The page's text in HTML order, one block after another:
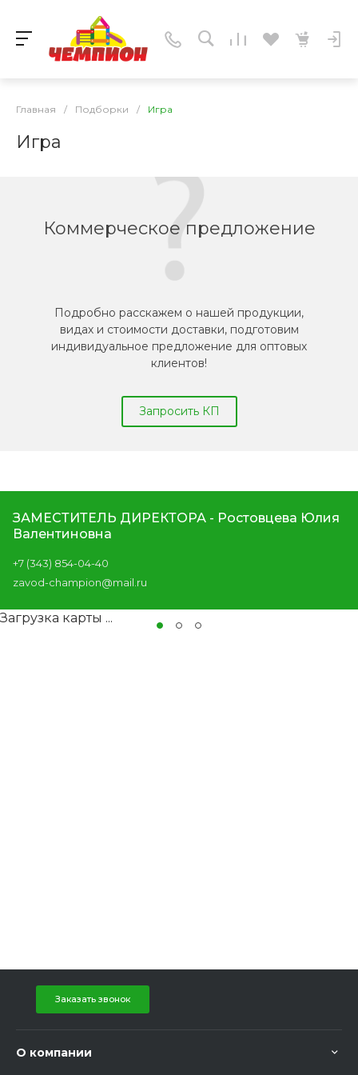
Главная / Подборки / Игра
Игра
Коммерческое предложение
Подробно расскажем о нашей продукции,
видах и стоимости доставки, подготовим
индивидуальное предложение для оптовых
клиентов!
Запросить КП
ЗАМЕСТИТЕЛЬ ДИРЕКТОРА - Ростовцева Юлия
Валентиновна
+7 (343) 854-04-40
zavod-champion@mail.ru
Загрузка карты ...
Заказать звонок
О компании